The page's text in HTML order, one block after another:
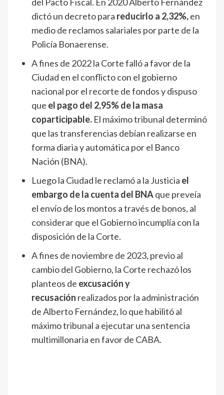
dictó un decreto para reducirlo a 2,32%,en
medio de reclamos salariales por parte de la
Policía Bonaerense.
A fines de 2022 la Corte falló a favor de la
Ciudad en el conflicto con el gobierno
nacional por el recorte de fondos y dispuso
que el pago del 2,95% de la masa
coparticipable. El máximo tribunal determinó
que las transferencias debían realizarse en
forma diaria y automática por el Banco
Nación (BNA).
Luego la Ciudad le reclamó a la Justicia el
embargo de la cuenta del BNAque preveía
el envío de los montos a través de bonos, al
considerar que el Gobierno incumplía con la
disposición de la Corte.
A fines de noviembre de 2023, previo al
cambio del Gobierno, la Corte rechazó los
planteos de excusación y
recusación realizados por la administración
de Alberto Fernández, lo que habilitó al
máximo tribunal a ejecutar una sentencia
multimillonaria en favor de CABA.